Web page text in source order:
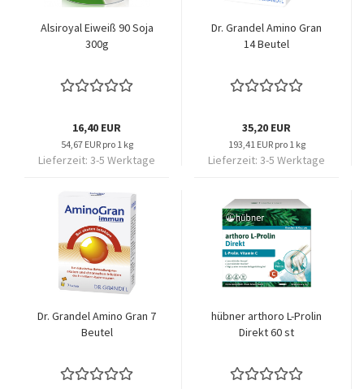
Alsiroyal Eiweiß 90 Soja
300g
16,40 EUR
54,67 EUR pro 1 kg
Lieferzeit: 3-5 Werktage
Dr. Grandel Amino Gran
14 Beutel
35,20 EUR
193,41 EUR pro 1 kg
Lieferzeit: 3-5 Werktage
Dr. Grandel Amino Gran 7
Beutel
hübner arthoro L-Prolin
Direkt 60 st